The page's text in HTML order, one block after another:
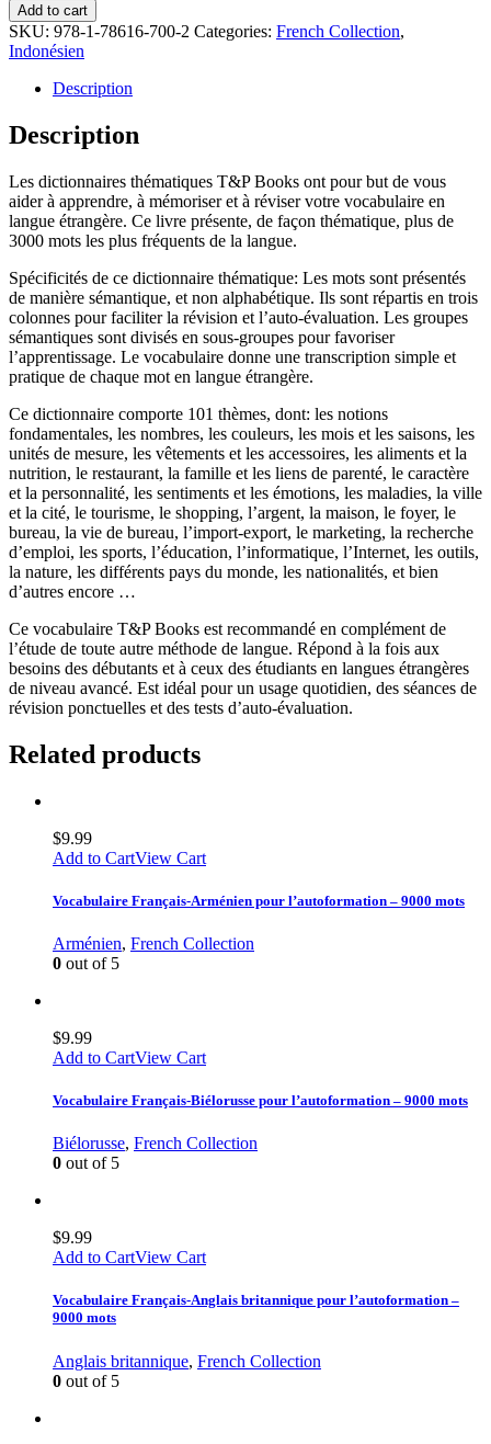
Add to cart
SKU: 978-1-78616-700-2 Categories: French Collection,
Indonésien
Description
Description
Les dictionnaires thématiques T&P Books ont pour but de vous
aider à apprendre, à mémoriser et à réviser votre vocabulaire en
langue étrangère. Ce livre présente, de façon thématique, plus de
3000 mots les plus fréquents de la langue.
Spécificités de ce dictionnaire thématique: Les mots sont présentés
de manière sémantique, et non alphabétique. Ils sont répartis en trois
colonnes pour faciliter la révision et l’auto-évaluation. Les groupes
sémantiques sont divisés en sous-groupes pour favoriser
l’apprentissage. Le vocabulaire donne une transcription simple et
pratique de chaque mot en langue étrangère.
Ce dictionnaire comporte 101 thèmes, dont: les notions
fondamentales, les nombres, les couleurs, les mois et les saisons, les
unités de mesure, les vêtements et les accessoires, les aliments et la
nutrition, le restaurant, la famille et les liens de parenté, le caractère
et la personnalité, les sentiments et les émotions, les maladies, la ville
et la cité, le tourisme, le shopping, l’argent, la maison, le foyer, le
bureau, la vie de bureau, l’import-export, le marketing, la recherche
d’emploi, les sports, l’éducation, l’informatique, l’Internet, les outils,
la nature, les différents pays du monde, les nationalités, et bien
d’autres encore …
Ce vocabulaire T&P Books est recommandé en complément de
l’étude de toute autre méthode de langue. Répond à la fois aux
besoins des débutants et à ceux des étudiants en langues étrangères
de niveau avancé. Est idéal pour un usage quotidien, des séances de
révision ponctuelles et des tests d’auto-évaluation.
Related products
$9.99
Add to CartView Cart
Vocabulaire Français-Arménien pour l’autoformation – 9000 mots
Arménien, French Collection
0 out of 5
$9.99
Add to CartView Cart
Vocabulaire Français-Biélorusse pour l’autoformation – 9000 mots
Biélorusse, French Collection
0 out of 5
$9.99
Add to CartView Cart
Vocabulaire Français-Anglais britannique pour l’autoformation –
9000 mots
Anglais britannique, French Collection
0 out of 5